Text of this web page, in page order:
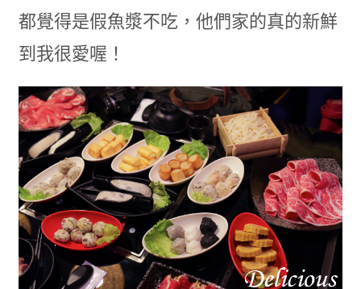
都覺得是假魚漿不吃，他們家的真的新鮮
到我很愛喔！